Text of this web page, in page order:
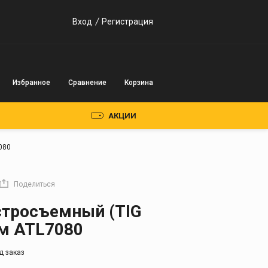
Вход Регистрация
Избранное Сравнение Корзина
устройства
Инверторного типа
Трансформаторного
типа
АКЦИИ
Поделиться
(TIG
ATL7080
заказ